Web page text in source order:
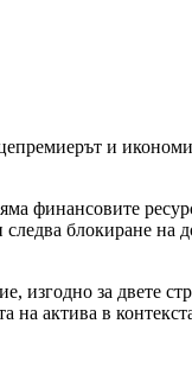
и
финансовите
блокиране на
за двете
актива в